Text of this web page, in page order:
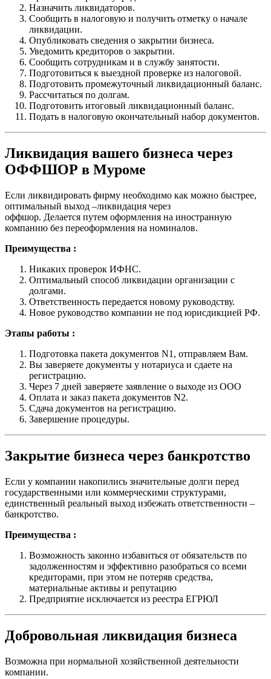
Назначить ликвидаторов.
Сообщить в налоговую и получить отметку о начале
ликвидации.
Опубликовать сведения о закрытии бизнеса.
Уведомить кредиторов о закрытии.
Сообщить сотрудникам и в службу занятости.
Подготовиться к выездной проверке из налоговой.
Подготовить промежуточный ликвидационный баланс.
Рассчитаться по долгам.
Подготовить итоговый ликвидационный баланс.
Подать в налоговую окончательный набор документов.
Ликвидация вашего бизнеса через
ОФФШОР в Муроме
Если ликвидировать фирму необходимо как можно быстрее,
оптимальный выход –ликвидация через
оффшор. Делается путем оформления на иностранную
компанию без переоформления на номиналов.
Преимущества :
Никаких проверок ИФНС.
Оптимальный способ ликвидации организации с
долгами.
Ответственность передается новому руководству.
Новое руководство компании не под юрисдикцией РФ.
Этапы работы :
Подготовка пакета документов N1, отправляем Вам.
Вы заверяете документы у нотариуса и сдаете на
регистрацию.
Через 7 дней заверяете заявление о выходе из ООО
Оплата и заказ пакета документов N2.
Сдача документов на регистрацию.
Завершение процедуры.
Закрытие бизнеса через банкротство
Если у компании накопились значительные долги перед
государственными или коммерческими структурами,
единственный реальный выход избежать ответственности –
банкротство.
Преимущества :
Возможность законно избавиться от обязательств по
задолженностям и эффективно разобраться со всеми
кредиторами, при этом не потеряв средства,
материальные активы и репутацию
Предприятие исключается из реестра ЕГРЮЛ
Добровольная ликвидация бизнеса
Возможна при нормальной хозяйственной деятельности
компании.